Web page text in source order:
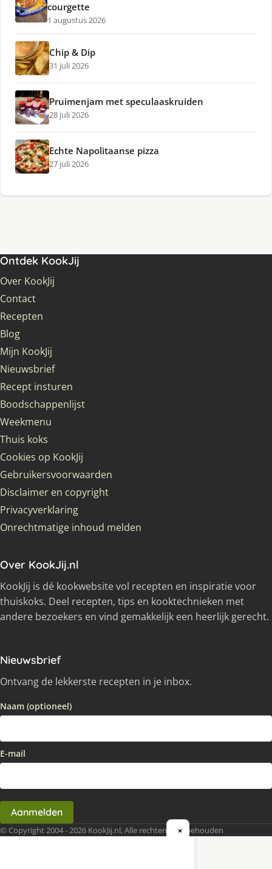
courgette
1 augustus 2026
Chip & Dip
31 juli 2026
Pruimenjam met speculaaskruiden
28 juli 2026
Echte Napolitaanse pizza
27 juli 2026
Ontdek KookJij
Over KookJij
Contact
Recepten
Blog
Mijn KookJij
Nieuwsbrief
Recept insturen
Boodschappenlijst
Weekmenu
Thuis koks
Cookies op KookJij
Gebruikersvoorwaarden
Disclaimer en copyright
Privacyverklaring
Onrechtmatige inhoud melden
Over KookJij.nl
KookJij is dé kookwebsite vol recepten en inspiratie voor
thuiskoks. Deel recepten, tips en kooktechnieken met
andere bezoekers en vind gemakkelijk een heerlijk gerecht.
Nieuwsbrief
Ontvang de lekkerste recepten in je inbox.
Naam (optioneel)
E-mail
Aanmelden
© Copyright 2004 - 2026 KookJij.nl, Alle rechten voorbehouden
×